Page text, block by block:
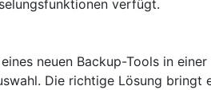
verfügt.
neuen Backup-Tools in
Die richtige Lösung